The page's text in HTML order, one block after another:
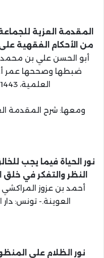
المقدمة العزية
من الأحكام الفقهية
ضبطها وصححها عمر
العلمية، 1443 هـ، 2021 م، 184 ص.
ومعها: شرح المقدمة
نور الحياة فيما يجب
النظر والتفكر في
العوينة.- تونس: دار المالكية،
نور الظلام على